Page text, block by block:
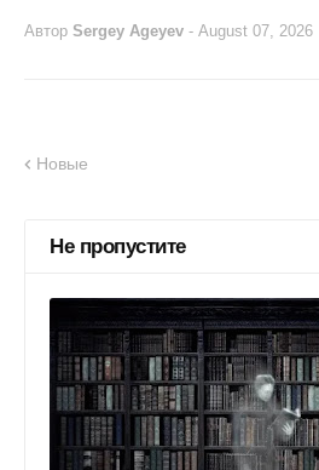
Автор Sergey Ageyev - August 07, 2026
Новые
Не пропустите